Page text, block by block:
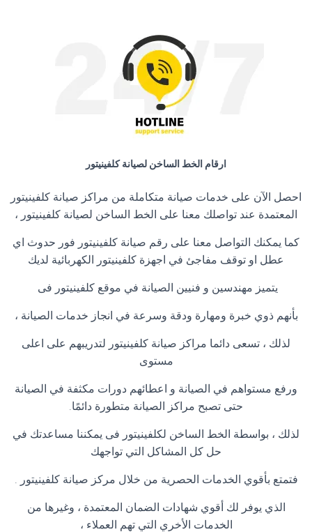
ارقام الخط الساخن لصيانة كلفينيتور
احصل الآن على خدمات صيانة متكاملة من مراكز صيانة كلفينيتور
المعتمدة عند تواصلك معنا على الخط الساخن لصيانة كلفينيتور ،
كما يمكنك التواصل معنا على رقم صيانة كلفينيتور فور حدوث اي
عطل او توقف مفاجئ في اجهزة كلفينيتور الكهربائية لديك
يتميز مهندسين و فنيين الصيانة في موقع كلفينيتور فى
بأنهم ذوي خبرة ومهارة ودقة وسرعة في انجاز خدمات الصيانة ،
لذلك ، تسعى دائما مراكز صيانة كلفينيتور لتدريبهم على اعلى
مستوى
ورفع مستواهم في الصيانة و اعطائهم دورات مكثفة في الصيانة
حتى تصبح مراكز الصيانة متطورة دائمًا.
لذلك ، بواسطة الخط الساخن لكلفينيتور فى يمكننا مساعدتك في
حل كل المشاكل التي تواجهك
فتمتع بأقوي الخدمات الحصرية من خلال مركز صيانة كلفينيتور .
الذي يوفر لك أقوي شهادات الضمان المعتمدة ، وغيرها من
الخدمات الأخري التي تهم العملاء ،